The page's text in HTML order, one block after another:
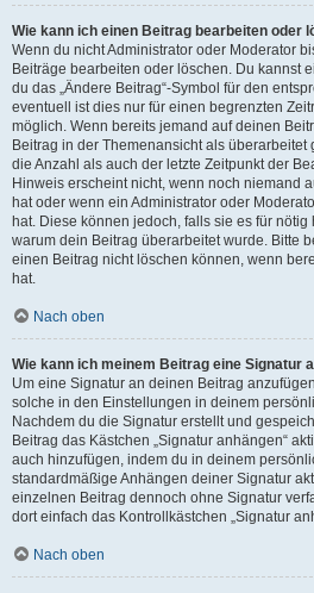
Wie kann ich einen Beitrag bearbeiten oder
Wenn du nicht Administrator oder Moderator
Beiträge bearbeiten oder löschen. Du kannst
du das „Ändere Beitrag“-Symbol für den
eventuell ist dies nur für einen begrenzten
möglich. Wenn bereits jemand auf deinen
Beitrag in der Themenansicht als überarbeitet
die Anzahl als auch der letzte Zeitpunkt der
Hinweis erscheint nicht, wenn noch niemand
hat oder wenn ein Administrator oder
hat. Diese können jedoch, falls sie es für
warum dein Beitrag überarbeitet wurde. Bitte
einen Beitrag nicht löschen können, wenn
hat.
Nach oben
Wie kann ich meinem Beitrag eine Signatur
Um eine Signatur an deinen Beitrag
solche in den Einstellungen in deinem
Nachdem du die Signatur erstellt und
Beitrag das Kästchen „Signatur anhängen“
auch hinzufügen, indem du in deinem
standardmäßige Anhängen deiner Signatur
einzelnen Beitrag dennoch ohne Signatur
dort einfach das Kontrollkästchen „Signatur
Nach oben